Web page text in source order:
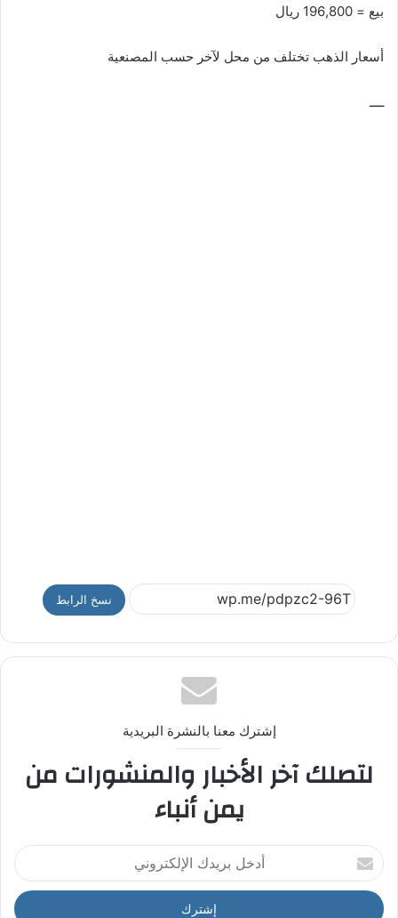
بيع = 196,800 ريال
أسعار الذهب تختلف من محل لآخر حسب المصنعية
ــــ
نسخ الرابط
إشترك معنا بالنشرة البريدية
لتصلك آخر الأخبار والمنشورات من
يمن أنباء
أ
د
خ
ل